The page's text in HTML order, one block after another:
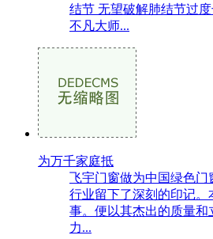
结节 无望破解肺结节过
不凡大师...
为万千家庭抵
飞宇门窗做为中国绿色
行业留下了深刻的印记
事。便以其杰出的质量
力...